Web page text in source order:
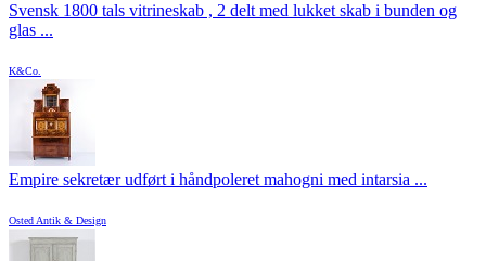
Svensk 1800 tals vitrineskab , 2 delt med lukket skab i bunden og
glas ...
K&Co.
Empire sekretær udført i håndpoleret mahogni med intarsia ...
Osted Antik & Design